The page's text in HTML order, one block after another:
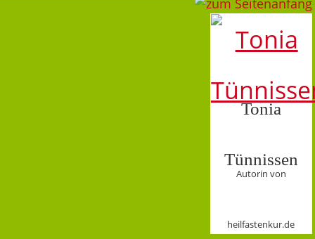
Tonia
Tünnissen
Autorin von
heilfastenkur.de